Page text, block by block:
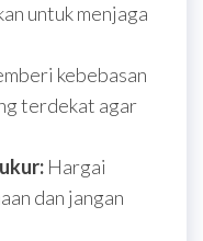
untuk menjaga
kebebasan
terdekat agar
Hargai
dan jangan